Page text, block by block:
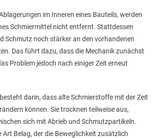
im Inneren eines Bauteils, werden
Schmiermittel nicht entfernt. Stattdessen
Schmutz noch stärker an den vorhandenen
Das führt dazu, dass die Mechanik zunächst
Problem jedoch nach einiger Zeit erneut
darin, dass alte Schmierstoffe mit der Zeit
können. Sie trocknen teilweise aus,
sich mit Abrieb und Schmutzpartikeln.
Art Belag, der die Beweglichkeit zusätzlich